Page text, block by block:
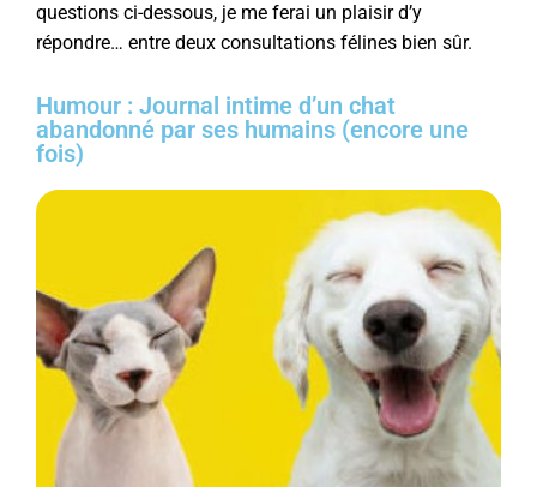
questions ci-dessous, je me ferai un plaisir d’y
répondre… entre deux consultations félines bien sûr.
Humour : Journal intime d’un chat
abandonné par ses humains (encore une
fois)